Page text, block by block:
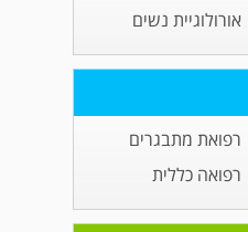
אורולוגיית נשים
רפואת מתבגרים
רפואה כללית